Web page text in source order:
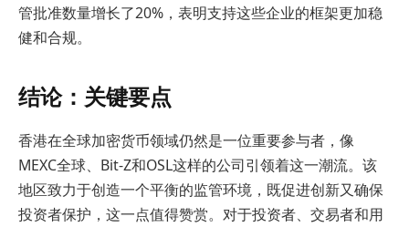
管批准数量增长了20%，表明支持这些企业的框架更加稳
健和合规。
结论：关键要点
香港在全球加密货币领域仍然是一位重要参与者，像
MEXC全球、Bit-Z和OSL这样的公司引领着这一潮流。该
地区致力于创造一个平衡的监管环境，既促进创新又确保
投资者保护，这一点值得赞赏。对于投资者、交易者和用